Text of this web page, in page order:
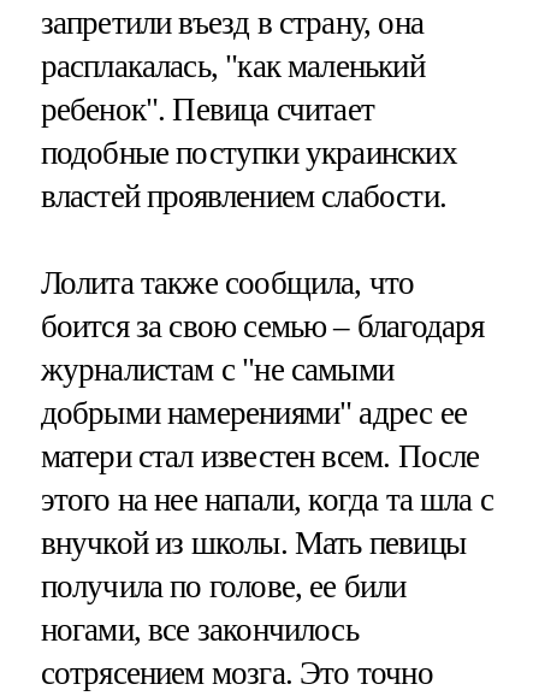
запретили въезд в страну, она
расплакалась, "как маленький
ребенок". Певица считает
подобные поступки украинских
властей проявлением слабости.
Лолита также сообщила, что
боится за свою семью – благодаря
журналистам с "не самыми
добрыми намерениями" адрес ее
матери стал известен всем. После
этого на нее напали, когда та шла с
внучкой из школы. Мать певицы
получила по голове, ее били
ногами, все закончилось
сотрясением мозга. Это точно